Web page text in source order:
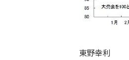
東野幸利